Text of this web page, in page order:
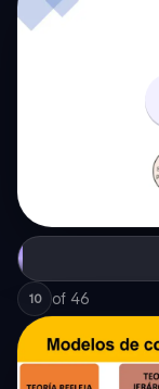
10 of 46